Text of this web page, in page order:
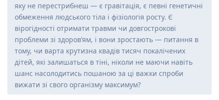
яку не перестрибнеш — є гравітація, є певні генетичні
обмеження людського тіла і фізіологія росту. Є
вірогідності отримати травми чи довгострокові
проблеми зі здоров’ям, і вони зростають — питання в
тому, чи варта крутизна квадів тисяч покалічених
дітей, які залишаться в тіні, ніколи не маючи навіть
шанс насолодитись пошаною за ці важки спроби
вижати зі свого організму максимум?